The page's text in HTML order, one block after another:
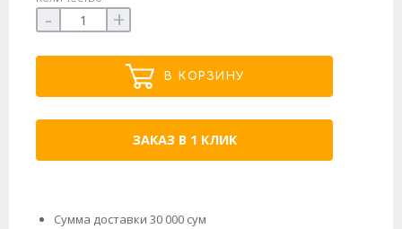
- +
В КОРЗИНУ
ЗАКАЗ В 1 КЛИК
Сумма доставки 30 000 сум